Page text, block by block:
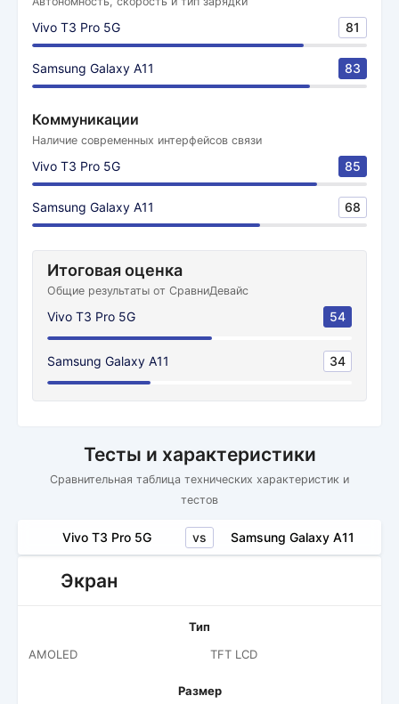
Vivo T3 Pro 5G 81
Samsung Galaxy A11 83
Коммуникации
Наличие современных интерфейсов связи
Vivo T3 Pro 5G 85
Samsung Galaxy A11 68
Итоговая оценка
Общие результаты от СравниДевайс
Vivo T3 Pro 5G 54
Samsung Galaxy A11 34
Тесты и характеристики
Сравнительная таблица технических характеристик и
тестов
Vivo T3 Pro 5G vs Samsung Galaxy A11
Экран
Тип
AMOLED
TFT LCD
Размер